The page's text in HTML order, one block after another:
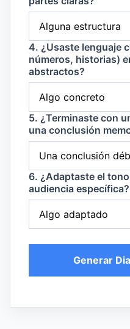
4. ¿Usaste lenguaje
números, historias)
abstractos?
5. ¿Terminaste con
una conclusión
6. ¿Adaptaste el
audiencia específica?
Generar